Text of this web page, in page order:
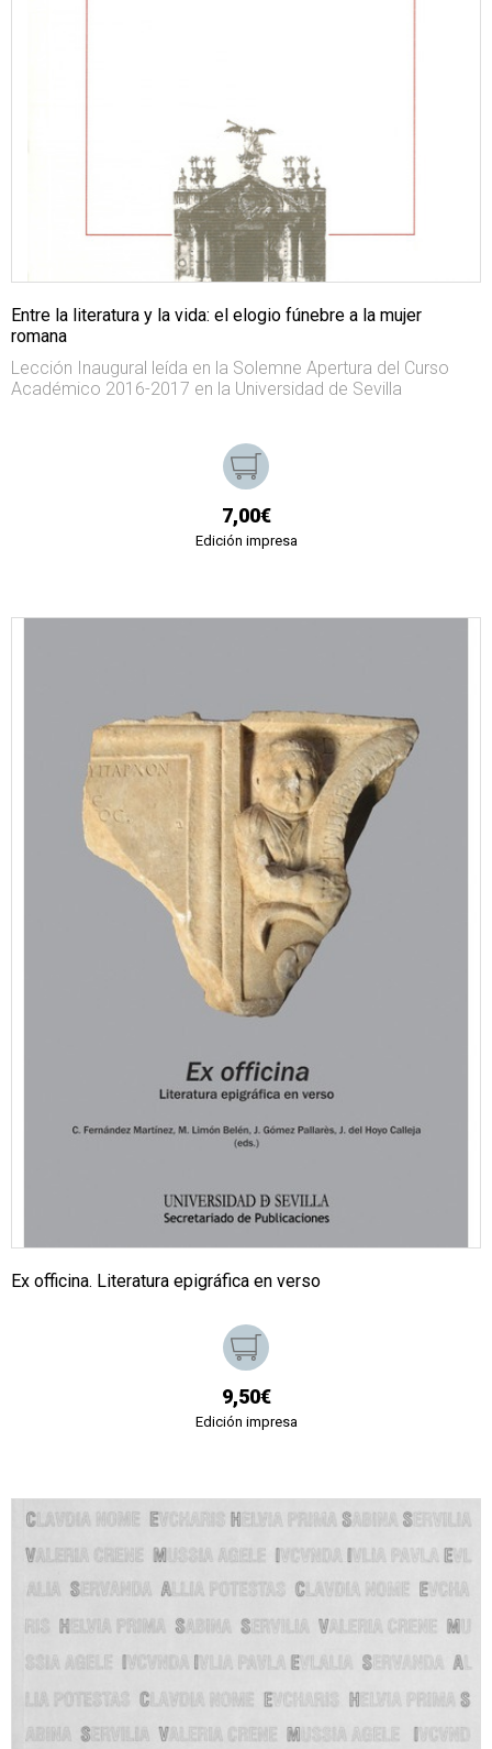
Entre la literatura y la vida: el elogio fúnebre a la mujer
romana
Lección Inaugural leída en la Solemne Apertura del Curso
Académico 2016-2017 en la Universidad de Sevilla
7,00€
Edición impresa
Ex officina. Literatura epigráfica en verso
9,50€
Edición impresa